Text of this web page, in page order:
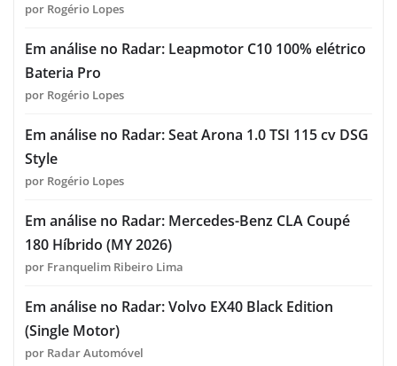
por Rogério Lopes
Em análise no Radar: Leapmotor C10 100% elétrico
Bateria Pro
por Rogério Lopes
Em análise no Radar: Seat Arona 1.0 TSI 115 cv DSG
Style
por Rogério Lopes
Em análise no Radar: Mercedes-Benz CLA Coupé
180 Híbrido (MY 2026)
por Franquelim Ribeiro Lima
Em análise no Radar: Volvo EX40 Black Edition
(Single Motor)
por Radar Automóvel